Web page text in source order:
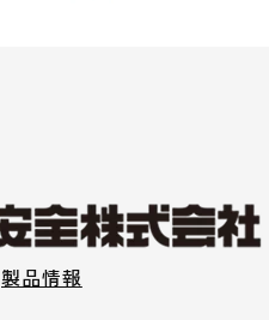
製品情報